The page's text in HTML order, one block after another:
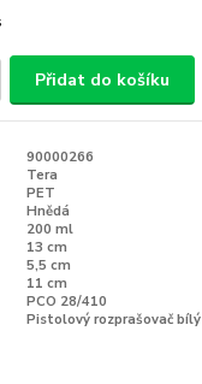
Přidat do košíku
90000266
Tera
PET
Hnědá
200 ml
13 cm
5,5 cm
11 cm
PCO 28/410
Pistolový rozprašovač bílý